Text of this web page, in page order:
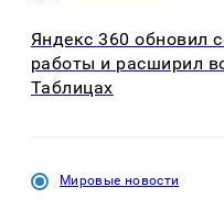
Яндекс 360 обновил
работы и расширил
Таблицах
Мировые новости